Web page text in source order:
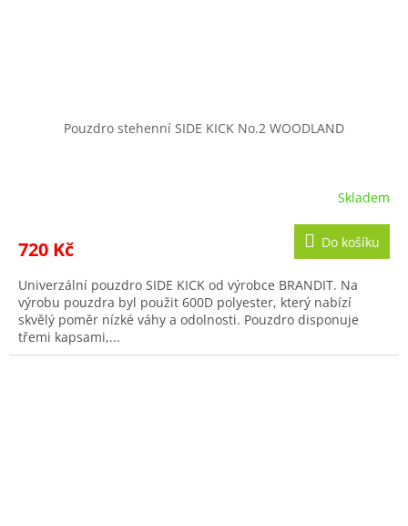
Pouzdro stehenní SIDE KICK No.2 WOODLAND
Skladem
720 Kč Do košíku
Univerzální pouzdro SIDE KICK od výrobce BRANDIT. Na
výrobu pouzdra byl použit 600D polyester, který nabízí
skvělý poměr nízké váhy a odolnosti. Pouzdro disponuje
třemi kapsami,...